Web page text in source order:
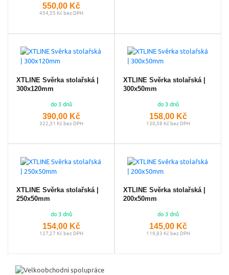
550,00 Kč
454,55 Kč bez DPH
XTLINE Svěrka stolařská |
300x120mm
do 3 dnů
390,00 Kč
322,31 Kč bez DPH
XTLINE Svěrka stolařská |
300x50mm
do 3 dnů
158,00 Kč
130,58 Kč bez DPH
XTLINE Svěrka stolařská |
250x50mm
do 3 dnů
154,00 Kč
127,27 Kč bez DPH
XTLINE Svěrka stolařská |
200x50mm
do 3 dnů
145,00 Kč
119,83 Kč bez DPH